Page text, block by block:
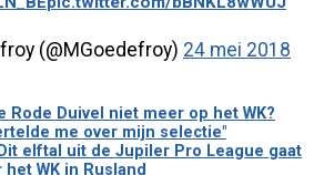
(@MGoedefroy) 24 mei 2018
Rode Duivel niet meer op het WK?
me over mijn selectie"
elftal uit de Jupiler Pro League gaat
WK in Rusland